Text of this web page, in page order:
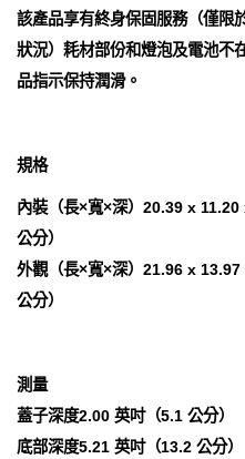
該產品享有終身保固服務（僅限
狀況）耗材部份和燈泡及電池不
品指示保持潤滑。
規格
內裝（長×寬×深）20.39 x
公分）
外觀（長×寬×深）21.96 x
公分）
測量
蓋子深度2.00 英吋（5.1 公分）
底部深度5.21 英吋（13.2 公分）